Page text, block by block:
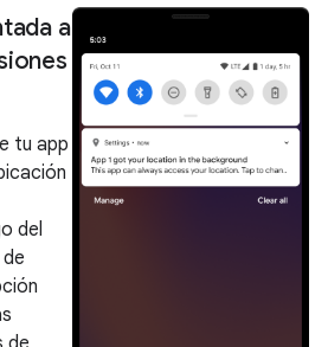
a
tu app
del